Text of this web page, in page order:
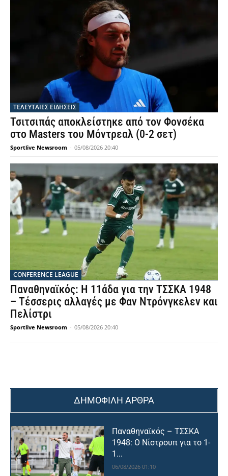
ΤΕΛΕΥΤΑΙΕΣ ΕΙΔΗΣΕΙΣ
Τσιτσιπάς αποκλείστηκε από τον Φονσέκα
στο Masters του Μόντρεαλ (0-2 σετ)
Sportlive Newsroom - 05/08/2026 20:40
CONFERENCE LEAGUE
Παναθηναϊκός: Η 11άδα για την ΤΣΣΚΑ 1948
– Τέσσερις αλλαγές με Φαν Ντρόνγκελεν και
Πελίστρι
Sportlive Newsroom - 05/08/2026 20:40
ΔΗΜΟΦΙΛΗ ΑΡΘΡΑ
Παναθηναϊκός – ΤΣΣΚΑ
1948: Ο Νίστρουπ για το 1-
1...
06/08/2026 01:10